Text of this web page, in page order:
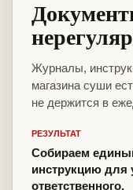
Журналы,
магазина суши
не держится в
РЕЗУЛЬТАТ
Собираем
инструкцию
ответственного.